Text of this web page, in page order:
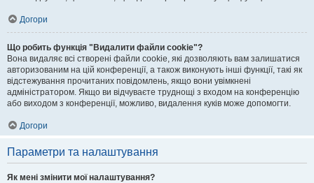
Догори
Що робить функція "Видалити файли cookie"?
Вона видаляє всі створені файли cookie, які дозволяють вам залишатися
авторизованим на цій конференції, а також виконують інші функції, такі як
відстежування прочитаних повідомлень, якщо вони увімкнені
адміністратором. Якщо ви відчуваєте труднощі з входом на конференцію
або виходом з конференції, можливо, видалення куків може допомогти.
Догори
Параметри та налаштування
Як мені змінити мої налаштування?